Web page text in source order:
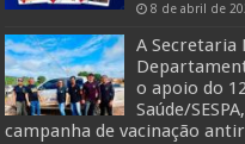
8 de abril de
A Secretaria
o apoio do
Saúde/
campanha de vacinação